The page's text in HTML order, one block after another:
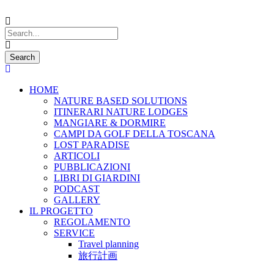
HOME
NATURE BASED SOLUTIONS
ITINERARI NATURE LODGES
MANGIARE & DORMIRE
CAMPI DA GOLF DELLA TOSCANA
LOST PARADISE
ARTICOLI
PUBBLICAZIONI
LIBRI DI GIARDINI
PODCAST
GALLERY
IL PROGETTO
REGOLAMENTO
SERVICE
Travel planning
旅行計画